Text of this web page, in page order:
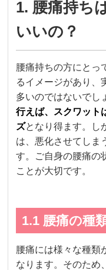
1. 腰痛持ち
いいの？
腰痛持ちの方にとっ
るイメージがあり、
多いのではないでし
行えば、スクワット
ズとなり得ます。し
は、悪化させてしま
す。ご自身の腰痛の
ことが大切です。
1.1 腰痛の種
腰痛には様々な種類
なります。そのため